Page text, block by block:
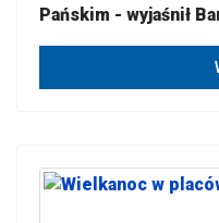
Pańskim - wyjaśnił